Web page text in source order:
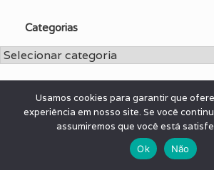
Categorias
Categorias
2002(26) 2003 (22)
Usamos cookies para garantir que
experiência em nosso site. Se você
assumiremos que você está
Ok Não